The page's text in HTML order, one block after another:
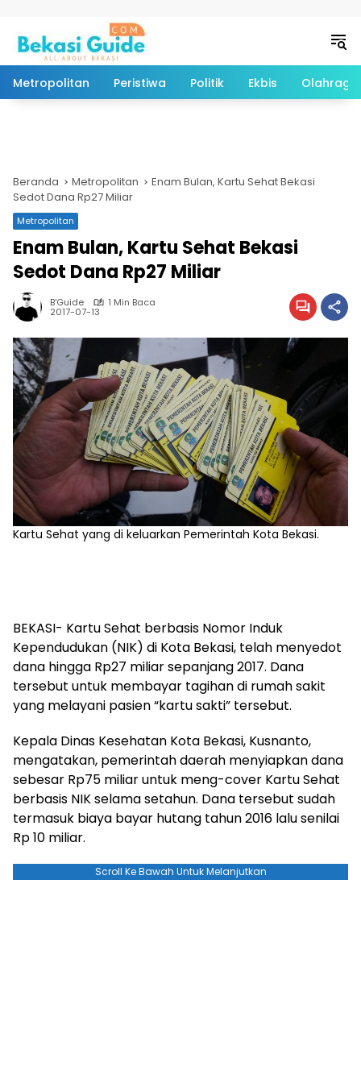
Metropolitan Peristiwa Politik Ekbis Olahraga
Beranda Metropolitan
Enam Bulan, Kartu Sehat Bekasi
Sedot Dana Rp27 Miliar
Metropolitan
Enam Bulan, Kartu Sehat Bekasi
Sedot Dana Rp27 Miliar
B'Guide 1 Min Baca
2017-07-13
Kartu Sehat yang di keluarkan Pemerintah Kota Bekasi.
BEKASI- Kartu Sehat berbasis Nomor Induk
Kependudukan (NIK) di Kota Bekasi, telah menyedot
dana hingga Rp27 miliar sepanjang 2017. Dana
tersebut untuk membayar tagihan di rumah sakit
yang melayani pasien “kartu sakti” tersebut.
Kepala Dinas Kesehatan Kota Bekasi, Kusnanto,
mengatakan, pemerintah daerah menyiapkan dana
sebesar Rp75 miliar untuk meng-cover Kartu Sehat
berbasis NIK selama setahun. Dana tersebut sudah
termasuk biaya bayar hutang tahun 2016 lalu senilai
Rp 10 miliar.
Scroll Ke Bawah Untuk Melanjutkan